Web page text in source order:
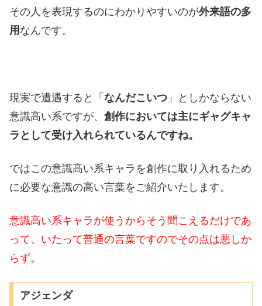
その人を表現するのにわかりやすいのが外来語の多
用 なんです。
現実で遭遇すると「 なんだこいつ 」としかならない
意識高い系ですが、 創作においては主にギャグキャ
ラとして受け入れられているんですね。
ではこの意識高い系キャラを創作に取り入れるため
に必要な意識の高い言葉をご紹介いたします。
意識高い系キャラが使うからそう聞こえるだけであ
って、いたって普通の言葉ですのでその点は悪しか
らず。
アジェンダ